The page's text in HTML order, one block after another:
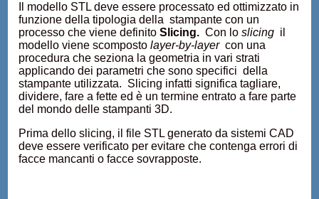
Il modello STL deve essere processato ed ottimizzato in
funzione della tipologia della stampante con un
processo che viene definitoSlicing. Con loslicing il
modello viene scompostolayer-by-layercon una
procedura che seziona la geometria in vari strati
applicando dei parametri che sono specifici della
stampante utilizzata. Slicing infatti significa tagliare,
dividere, fare a fette ed è un termine entrato a fare parte
del mondo delle stampanti 3D.
Prima dello slicing, il file STL generato da sistemi CAD
deve essere verificato per evitare che contenga errori di
facce mancanti o facce sovrapposte.